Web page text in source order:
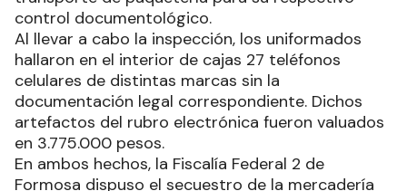
control documentológico.
Al llevar a cabo la inspección, los uniformados
hallaron en el interior de cajas 27 teléfonos
celulares de distintas marcas sin la
documentación legal correspondiente. Dichos
artefactos del rubro electrónica fueron valuados
en 3.775.000 pesos.
En ambos hechos, la Fiscalía Federal 2 de
Formosa dispuso el secuestro de la mercadería